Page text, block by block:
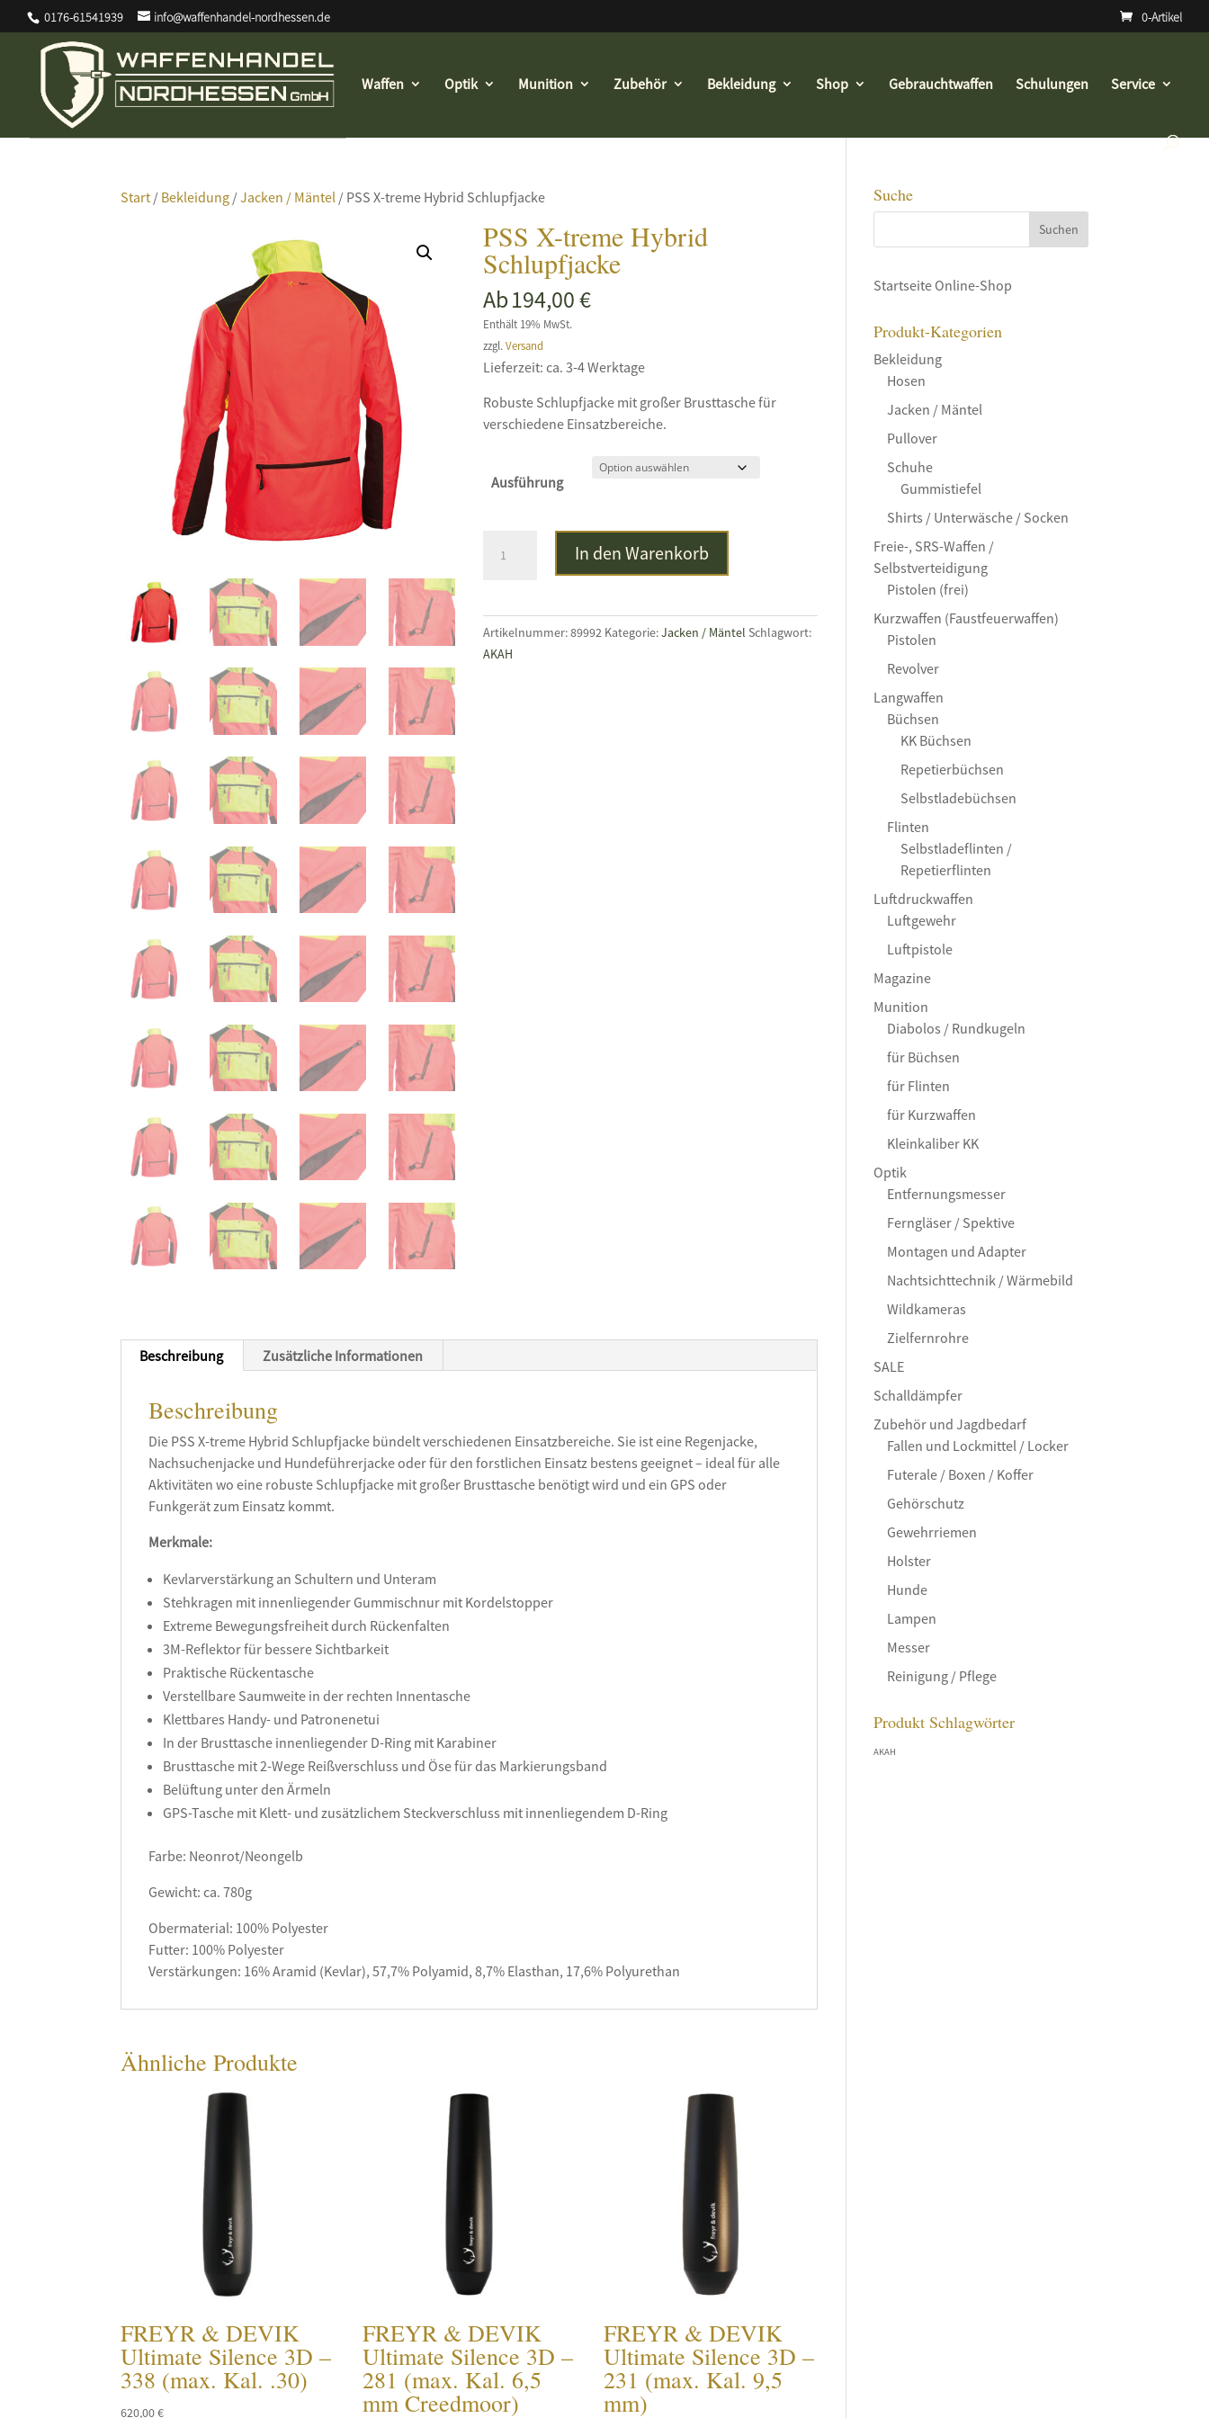
0176-61541939 info@waffenhandel-nordhessen.de 0-Artikel
Waffen Optik Munition Zubehör Bekleidung Shop Gebrauchtwaffen Schulungen Service
Start / Bekleidung /Jacken / Mäntel / PSS X-treme Hybrid Schlupfjacke
PSS X-treme Hybrid
Schlupfjacke
Ab194,00€
Enthält 19% MwSt.
zzgl. Versand
Lieferzeit: ca. 3-4 Werktage
Robuste Schlupfjacke mit großer Brusttasche für
verschiedene Einsatzbereiche.
Ausführung
Schlupfjacke
Menge
In den Warenkorb
Artikelnummer:89992 Kategorie:Jacken / Mäntel Schlagwort:
AKAH
Beschreibung Zusätzliche Informationen
Beschreibung
Die PSS X-treme Hybrid Schlupfjacke bündelt verschiedenen Einsatzbereiche. Sie ist eine Regenjacke,
Nachsuchenjacke und Hundeführerjacke oder für den forstlichen Einsatz bestens geeignet – ideal für alle
Aktivitäten wo eine robuste Schlupfjacke mit großer Brusttasche benötigt wird und ein GPS oder
Funkgerät zum Einsatz kommt.
Merkmale:
Kevlarverstärkung an Schultern und Unteram
Stehkragen mit innenliegender Gummischnur mit Kordelstopper
Extreme Bewegungsfreiheit durch Rückenfalten
3M-Reflektor für bessere Sichtbarkeit
Praktische Rückentasche
Verstellbare Saumweite in der rechten Innentasche
Klettbares Handy- und Patronenetui
In der Brusttasche innenliegender D-Ring mit Karabiner
Brusttasche mit 2-Wege Reißverschluss und Öse für das Markierungsband
Belüftung unter den Ärmeln
GPS-Tasche mit Klett- und zusätzlichem Steckverschluss mit innenliegendem D-Ring
Farbe: Neonrot/Neongelb
Gewicht: ca. 780g
Obermaterial: 100% Polyester
Futter: 100% Polyester
Verstärkungen: 16% Aramid (Kevlar), 57,7% Polyamid, 8,7% Elasthan, 17,6% Polyurethan
Ähnliche Produkte
FREYR & DEVIK
Ultimate Silence 3D –
338 (max. Kal. .30)
620,00€
FREYR & DEVIK
Ultimate Silence 3D –
281 (max. Kal. 6,5
mm Creedmoor)
FREYR & DEVIK
Ultimate Silence 3D –
231 (max. Kal. 9,5
mm)
Suche
Startseite Online-Shop
Produkt-Kategorien
Bekleidung
Hosen
Jacken / Mäntel
Pullover
Schuhe
Gummistiefel
Shirts / Unterwäsche / Socken
Freie-, SRS-Waffen /
Selbstverteidigung
Pistolen (frei)
Kurzwaffen (Faustfeuerwaffen)
Pistolen
Revolver
Langwaffen
Büchsen
KK Büchsen
Repetierbüchsen
Selbstladebüchsen
Flinten
Selbstladeflinten /
Repetierflinten
Luftdruckwaffen
Luftgewehr
Luftpistole
Magazine
Munition
Diabolos / Rundkugeln
für Büchsen
für Flinten
für Kurzwaffen
Kleinkaliber KK
Optik
Entfernungsmesser
Ferngläser / Spektive
Montagen und Adapter
Nachtsichttechnik / Wärmebild
Wildkameras
Zielfernrohre
SALE
Schalldämpfer
Zubehör und Jagdbedarf
Fallen und Lockmittel / Locker
Futerale / Boxen / Koffer
Gehörschutz
Gewehrriemen
Holster
Hunde
Lampen
Messer
Reinigung / Pflege
Produkt Schlagwörter
AKAH